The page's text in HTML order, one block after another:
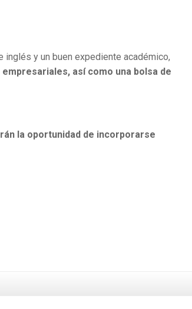
inglés y un buen expediente académico,
empresariales, así como una bolsa de
la oportunidad de incorporarse